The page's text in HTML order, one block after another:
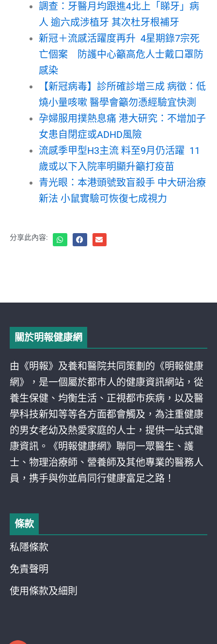
調查：牙醫月均跟進4北上「睇牙」病
人 逾六成涉植牙 其次杜牙根補牙
新冠＋流感活躍度再升 4星期錄7宗死
亡個案 防護中心籲高危人士戴口罩防
感染
【新冠病毒】診所確診增三成 病徵：低
燒小量咳嗽 醫學會籲勿憑經驗宜快測
孕婦服用撲熱息痛 港大研究：不增加子
女患自閉症或ADHD風險
流感季甲型H3主流 料至9月仍活躍 11
歲或以下入院率明顯升籲打疫苗
青光眼：本港頭號致盲殺手 中大研治療
新法 小鼠實驗可恢復七成視力
分享此內容:
關於明報健康網
由《明報》及養和醫院共同策劃的《明報健康
網》，是一個屬於都巿人的健康資訊網站，從
養生保健、均衡生活、正視都巿疾病，以及醫
學科技新知等等各方面都會觸及，為注重健康
的男女老幼及熱愛家庭的人士，提供一站式健
康資訊。《明報健康網》聯同一眾醫生、護
士、物理治療師、營養師及其他專業的醫務人
員，携手與你並肩同行健康富足之路！
條款
私隱條款
免責聲明
使用條款及細則